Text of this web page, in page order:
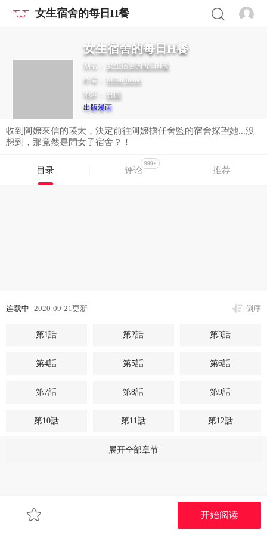
女生宿舍的每日H餐
女生宿舍的每日H餐
别名： 女生宿舍的每日H餐
作者： Mitan Inoue
地区： 韩国
出版漫画
收到阿嬤來信的瑛太，決定前往阿嬤擔任舍監的宿舍探望她...沒
想到，那竟然是間女子宿舍？！
目录 评论
999+
推荐
连载中 2020-09-21更新 倒序
第1話 第2話 第3話
第4話 第5話 第6話
第7話 第8話 第9話
第10話 第11話 第12話
第14話
开始阅读
展开全部章节